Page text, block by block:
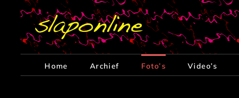
Home Archief Foto’s Video’s